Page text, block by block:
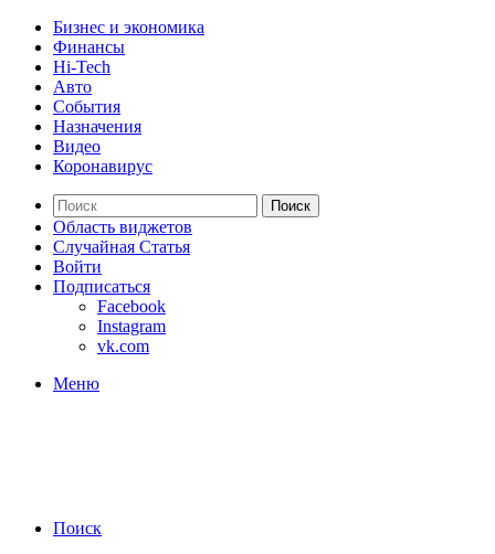
Бизнес и экономика
Финансы
Hi-Tech
Авто
События
Назначения
Видео
Коронавирус
Поиск
Область виджетов
Случайная Статья
Войти
Подписаться
Facebook
Instagram
vk.com
Меню
Поиск